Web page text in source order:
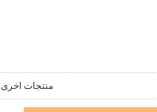
منتجات اخرى